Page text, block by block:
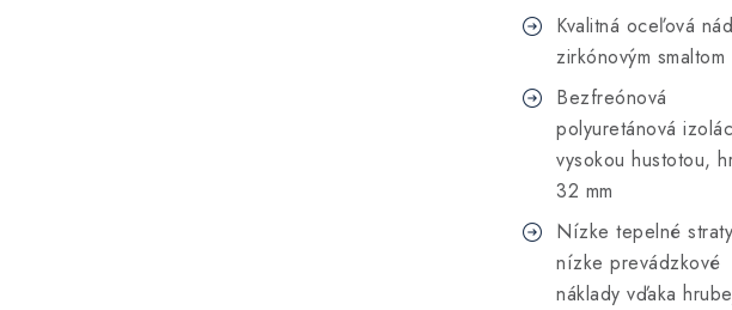
Kvalitná oceľová
zirkónovým smaltom
Bezfreónová
polyuretánová
vysokou hustotou,
32 mm
Nízke tepelné
nízke prevádzkové
náklady vďaka